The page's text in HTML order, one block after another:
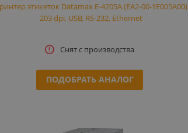
этикеток Datamax E-4205A (EA2-00-1E005A00)
203 dpi, USB, RS-232, Ethernet
Снят с производства
ПОДОБРАТЬ АНАЛОГ